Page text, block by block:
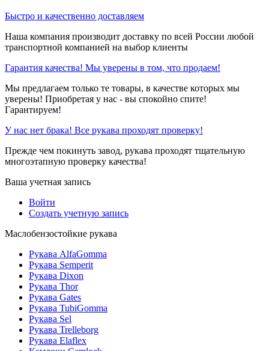
Быстро и качественно доставляем
Наша компания производит доставку по всей России любой
транспортной компанией на выбор клиенты
Гарантия качества! Мы уверены в том, что продаем!
Мы предлагаем только те товары, в качестве которых мы
уверены! Приобретая у нас - вы спокойно спите!
Гарантируем!
У нас нет брака! Все рукава проходят проверку!
Прежде чем покинуть завод, рукава проходят тщательную
многоэтапную проверку качества!
Ваша учетная запись
Войти
Создать учетную запись
Маслобензостойкие рукава
Рукава AlfaGomma
Рукава Semperit
Рукава Dixon
Рукава Thor
Рукава Gates
Рукава TubiGomma
Рукава Sel
Рукава Trelleborg
Рукава Elaflex